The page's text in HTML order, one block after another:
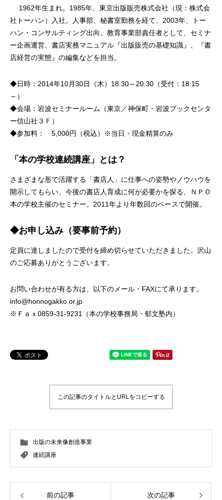
1962年生まれ。1985年、東京出版販売株式会社（現：株式会
社トーハン）入社。人事部、秘書室勤務を経て、2003年、トー
ハン・コンサルティング出向。教育事業部責任者として、セミナ
ー企画運営、書店実務マニュアル『出版販売の基礎知識』、『書
店経営の実態』の編集などを担当。
◆日時：2014年10月30日（木）18:30～20:30（受付：18:15
～）
◆会場：岩波セミナールーム（東京／神保町・岩波ブックセンタ
ー信山社３Ｆ）
◆参加料： 5,000円（税込）※当日・現金精算のみ
「本の学校連続講座」とは？
さまざまな形で活躍する「書店人」に仕事への姿勢やノウハウを
開示してもらい、今後の書店人育成に何が必要かを探る、ＮＰＯ
本の学校主催のセミナー。2011年より年数回のペースで開催。
◆お申し込み（要事前予約）
定員に達しましたので受付を締め切らせていただきました。沢山
のご応募ありがとうございます。
お問い合わせが有る方は、以下のメール・FAXにて承ります。
info@honnogakko.or.jp
※Ｆａｘ0859-31-9231（本の学校事務局・郁文塾内）
この記事のタイトルとURLをコピーする
出版の未来像創造事業
連続講座
前の記事 次の記事